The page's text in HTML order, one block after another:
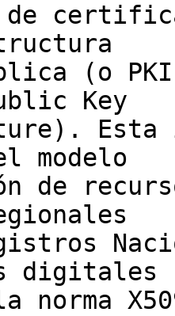
(o PKI)
Key
Esta
modelo
de
digitales
la norma